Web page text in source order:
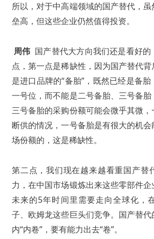
所以，对于中高端领域的国产替代，
垒高，但这些企业仍然值得投资。
周伟 国产替代大方向我们还是看好
点，第一点是稀缺性，因为国产替代
是进口品牌的“备胎”，既然已经是备
一号位，而不能是二号备胎、三号备胎
三号备胎的采购份额可能会微乎其微
断供的情况，一号备胎是有很大的机
场份额的，这是稀缺性。
第二点，我们现在越来越看重国产替
力，在中国市场锻炼出来这些零部件
未来的5年时间里需要走向全球化，
子、欧姆龙这些巨头们竞争。国产替
内“内卷”，要有能力出去“卷”。